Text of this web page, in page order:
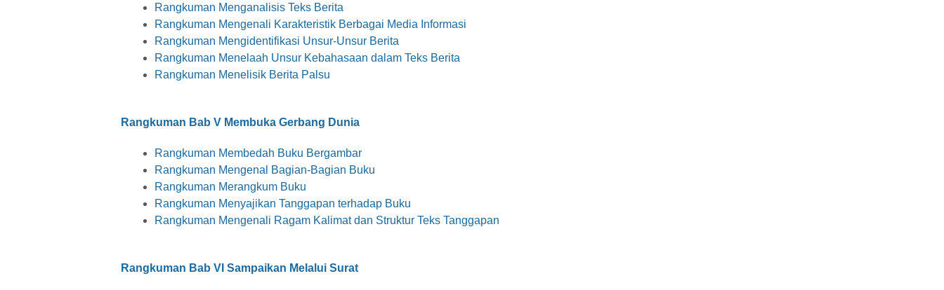
Rangkuman Menganalisis Teks Berita
Rangkuman Mengenali Karakteristik Berbagai Media Informasi
Rangkuman Mengidentifikasi Unsur-Unsur Berita
Rangkuman Menelaah Unsur Kebahasaan dalam Teks Berita
Rangkuman Menelisik Berita Palsu
Rangkuman Bab V Membuka Gerbang Dunia
Rangkuman Membedah Buku Bergambar
Rangkuman Mengenal Bagian-Bagian Buku
Rangkuman Merangkum Buku
Rangkuman Menyajikan Tanggapan terhadap Buku
Rangkuman Mengenali Ragam Kalimat dan Struktur Teks Tanggapan
Rangkuman Bab VI Sampaikan Melalui Surat